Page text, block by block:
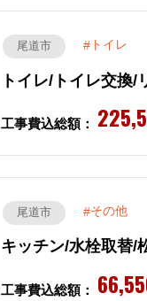
尾道市 トイレ
トイレ/トイレ交換/
工事費込総額：
尾道市 その他
キッチン/水栓取替/
工事費込総額：